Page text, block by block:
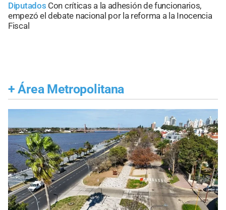
Diputados Con críticas a la adhesión de funcionarios,
empezó el debate nacional por la reforma a la Inocencia
Fiscal
+ Área Metropolitana